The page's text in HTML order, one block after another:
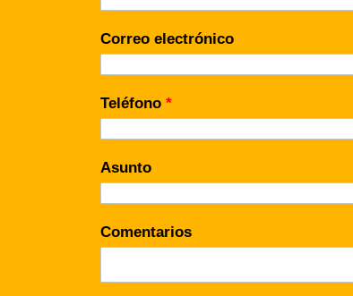
Correo electrónico
Teléfono *
Asunto
Comentarios